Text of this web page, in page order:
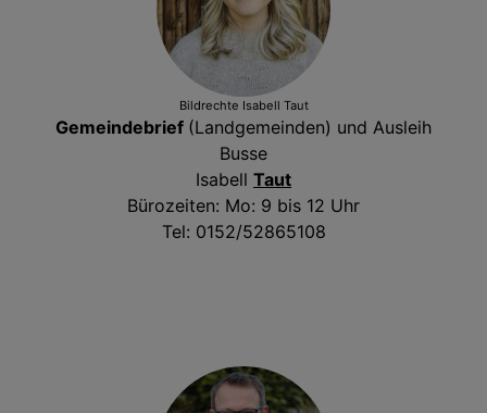
Bildrechte Isabell Taut
Gemeindebrief (Landgemeinden) und Ausleih
Busse
Isabell Taut
Bürozeiten: Mo: 9 bis 12 Uhr
Tel: 0152/52865108